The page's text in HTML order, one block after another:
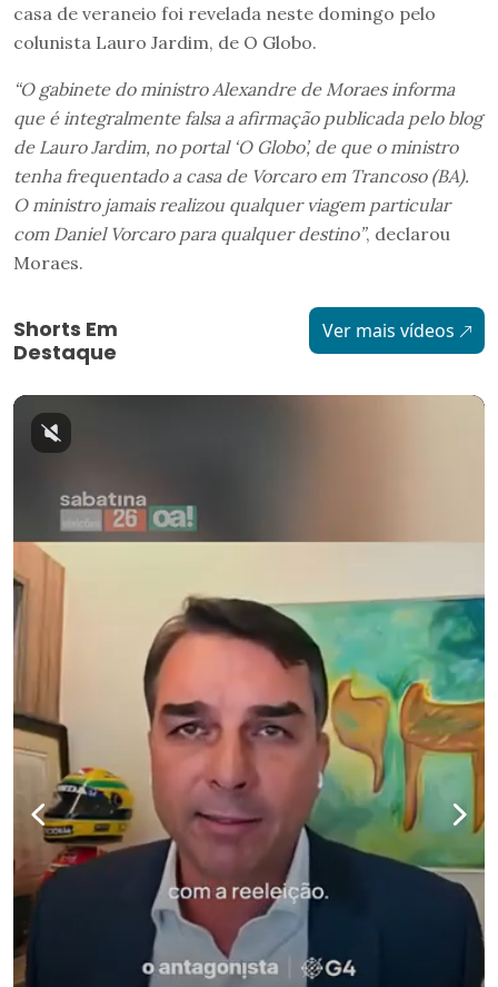
casa de veraneio foi revelada neste domingo pelo
colunista Lauro Jardim, de O Globo.
“O gabinete do ministro Alexandre de Moraes informa
que é integralmente falsa a afirmação publicada pelo blog
de Lauro Jardim, no portal ‘O Globo’, de que o ministro
tenha frequentado a casa de Vorcaro em Trancoso (BA).
O ministro jamais realizou qualquer viagem particular
com Daniel Vorcaro para qualquer destino”, declarou
Moraes.
Shorts Em
Destaque
Ver mais vídeos